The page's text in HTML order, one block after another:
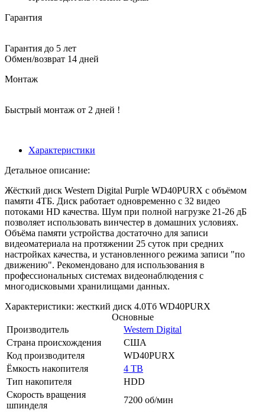
Гарантия
Гарантия до 5 лет
Обмен/возврат 14 дней
Монтаж
Быстрый монтаж от 2 дней !
Характеристики
Детальное описание:
Жёсткий диск Western Digital Purple WD40PURX с объёмом
памяти 4ТБ. Диск работает одновременно с 32 видео
потоками HD качества. Шум при полной нагрузке 21-26 дБ
позволяет использовать винчестер в домашних условиях.
Объёма памяти устройства достаточно для записи
видеоматериала на протяжении 25 суток при средних
настройках качества, и установленного режима записи "по
движению". Рекомендовано для использования в
профессиональных системах видеонаблюдения с
многодисковыми хранилищами данных.
Характеристики: жесткий диск 4.0Тб WD40PURX
Основные
Производитель
Western Digital
Страна происхождения
США
Код производителя
WD40PURX
Ёмкость накопителя
4 TB
Тип накопителя
HDD
Скорость вращения
шпинделя
7200 об/мин